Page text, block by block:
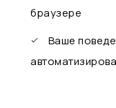
браузере
Ваше